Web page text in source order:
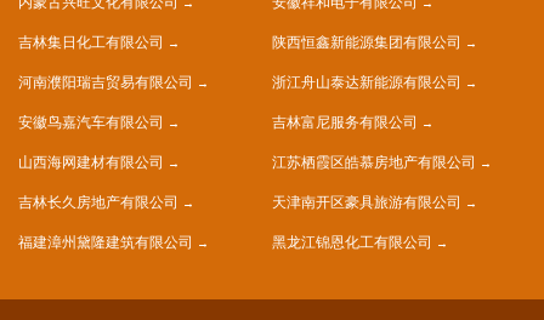
吉林集日化工有限公司 陕西恒鑫新能源集团有限公司
河南濮阳瑞吉贸易有限公司 浙江舟山泰达新能源有限公司
安徽鸟嘉汽车有限公司 吉林富尼服务有限公司
山西海网建材有限公司 江苏栖霞区皓慕房地产有限公司
吉林长久房地产有限公司 天津南开区豪具旅游有限公司
福建漳州黛隆建筑有限公司 黑龙江锦恩化工有限公司